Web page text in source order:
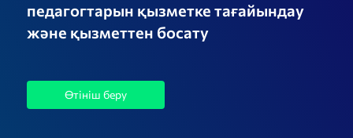
педагогтарын қызметке тағайындау
және қызметтен босату
Өтініш беру